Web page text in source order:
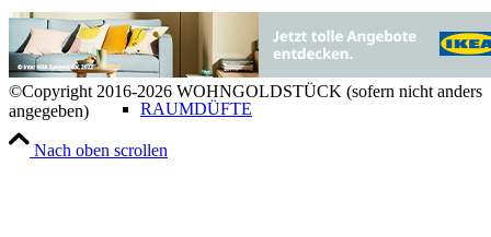
RAUMDÜFTE
©Copyright 2016-2026 WOHNGOLDSTÜCK (sofern nicht anders
angegeben)
Nach oben scrollen